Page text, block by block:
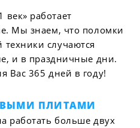
работает
Мы знаем, что поломки
случаются
и в праздничные дни.
Вас 365 дней в году!
ПЛИТАМИ
работать больше двух